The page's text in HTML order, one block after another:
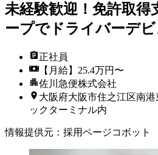
未経験歓迎！免許取得
ープでドライバーデ
正社員
【月給】25.4万円〜
佐川急便株式会社
大阪府大阪市住之江区南港
ックターミナル内
情報提供元 ： 採用ページコボット